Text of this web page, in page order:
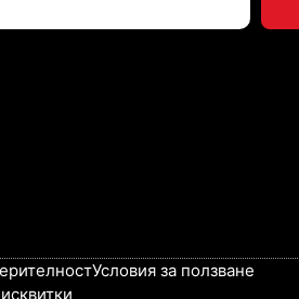
Условия за ползване